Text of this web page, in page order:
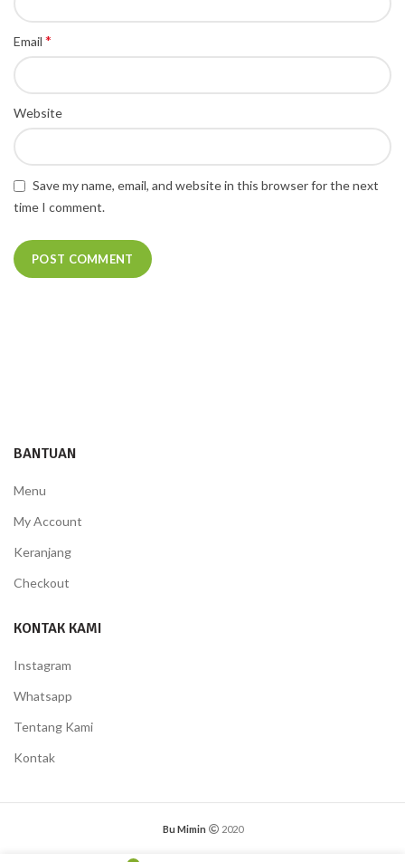
Email *
Website
Save my name, email, and website in this browser for the next
time I comment.
BANTUAN
Menu
My Account
Keranjang
Checkout
KONTAK KAMI
Instagram
Whatsapp
Tentang Kami
Kontak
Bu Mimin 2020